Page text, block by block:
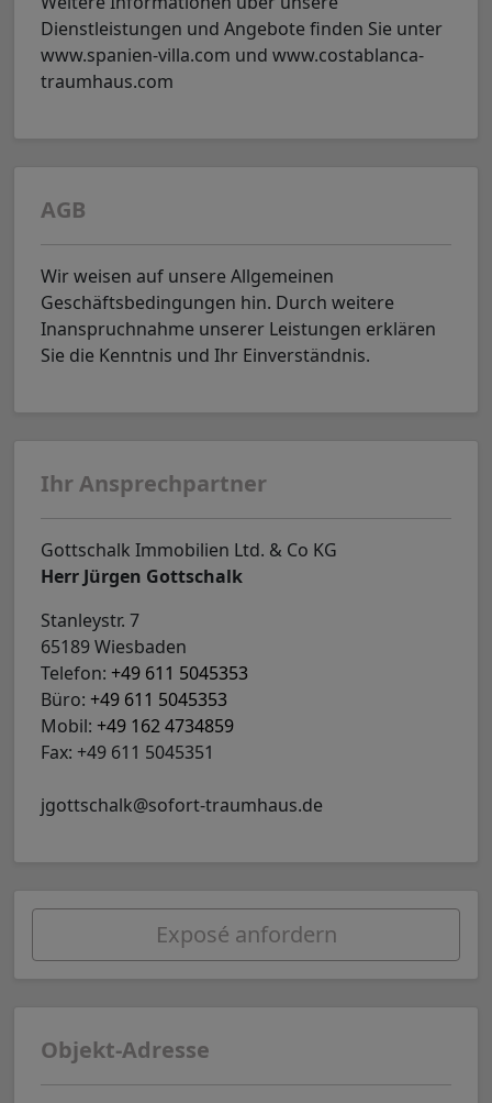
Dienstleistungen und Angebote finden Sie unter
www.spanien-villa.com und www.costablanca-
traumhaus.com
AGB
Wir weisen auf unsere Allgemeinen
Geschäftsbedingungen hin. Durch weitere
Inanspruchnahme unserer Leistungen erklären
Sie die Kenntnis und Ihr Einverständnis.
Ihr Ansprechpartner
Gottschalk Immobilien Ltd. & Co KG
Herr Jürgen Gottschalk
Stanleystr. 7
65189 Wiesbaden
Telefon: +49 611 5045353
Büro: +49 611 5045353
Mobil: +49 162 4734859
Fax: +49 611 5045351
jgottschalk@sofort-traumhaus.de
Exposé anfordern
Objekt-Adresse